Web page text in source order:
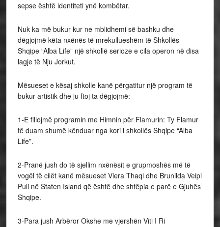
sepse është identiteti ynë kombëtar.
Nuk ka më bukur kur ne mblidhemi së bashku dhe
dëgjojmë këta nxënës të mrekullueshëm të Shkollës
Shqipe “Alba Life” një shkollë serioze e cila operon në disa
lagje të Nju Jorkut.
Mësueset e kësaj shkolle kanë përgatitur një program të
bukur artistik dhe ju ftoj ta dëgjojmë:
1-E fillojmë programin me Himnin për Flamurin: Ty Flamur
të duam shumë kënduar nga kori i shkollës Shqipe “Alba
Life”.
2-Pranë jush do të sjellim nxënësit e grupmoshës më të
vogël të cilët kanë mësueset Vlera Thaqi dhe Brunilda Veipi
Puli në Staten Island që është dhe shtëpia e parë e Gjuhës
Shqipe.
3-Para jush Arbëror Okshe me vjershën Viti I Ri